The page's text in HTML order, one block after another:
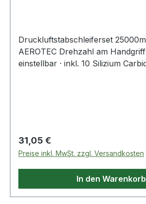
Druckluftstabschleiferset
AEROTEC Drehzahl am
einstellbar · inkl. 10 Silizium
Regulärer Preis:
31,05 €
Preise inkl. MwSt. zzgl. Versandkosten
In den Warenkorb